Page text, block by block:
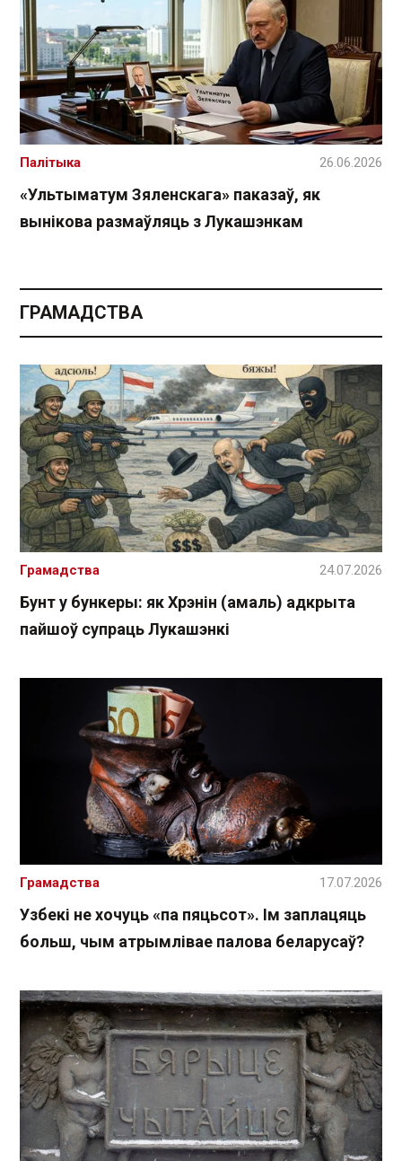
«Ультыматум Зяленскага» паказаў, як
вынікова размаўляць з Лукашэнкам
Палітыка 26.06.2026
ГРАМАДСТВА
Бунт у бункеры: як Хрэнін (амаль) адкрыта
пайшоў супраць Лукашэнкі
Грамадства 24.07.2026
Узбекі не хочуць «па пяцьсот». Ім заплацяць
больш, чым атрымлівае палова беларусаў?
Грамадства 17.07.2026